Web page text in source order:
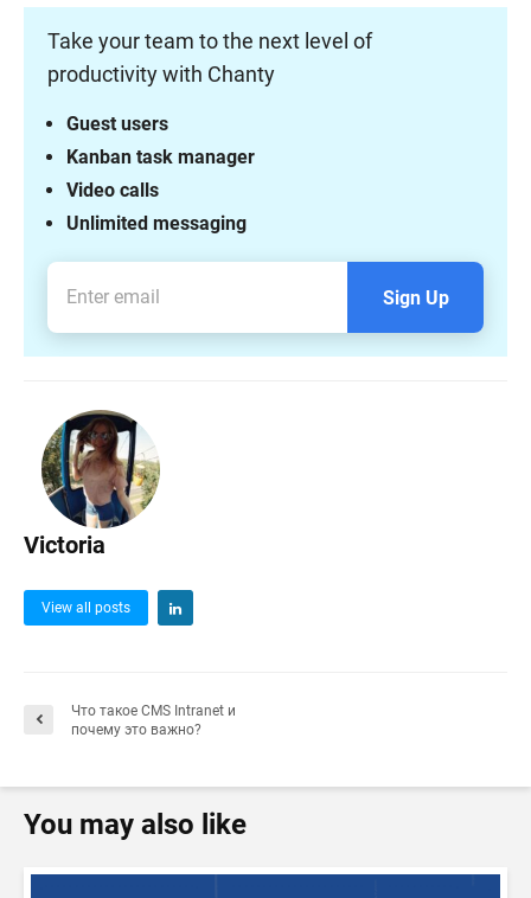
Take your team to the next level of
productivity with Chanty
Unlimited messaging
Video calls
Kanban task manager
Guest users
Sign Up
Victoria
View all posts
Что такое CMS Intranet и
почему это важно?
You may also like